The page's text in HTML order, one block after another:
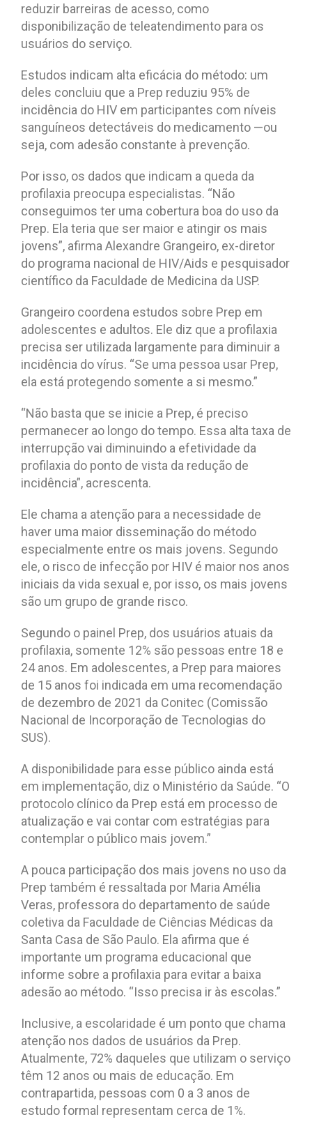
reduzir barreiras de acesso, como
disponibilização de teleatendimento para os
usuários do serviço.
Estudos indicam alta eficácia do método: um
deles concluiu que a Prep reduziu 95% de
incidência do HIV em participantes com níveis
sanguíneos detectáveis do medicamento —ou
seja, com adesão constante à prevenção.
Por isso, os dados que indicam a queda da
profilaxia preocupa especialistas. “Não
conseguimos ter uma cobertura boa do uso da
Prep. Ela teria que ser maior e atingir os mais
jovens”, afirma Alexandre Grangeiro, ex-diretor
do programa nacional de HIV/Aids e pesquisador
científico da Faculdade de Medicina da USP.
Grangeiro coordena estudos sobre Prep em
adolescentes e adultos. Ele diz que a profilaxia
precisa ser utilizada largamente para diminuir a
incidência do vírus. “Se uma pessoa usar Prep,
ela está protegendo somente a si mesmo.”
“Não basta que se inicie a Prep, é preciso
permanecer ao longo do tempo. Essa alta taxa de
interrupção vai diminuindo a efetividade da
profilaxia do ponto de vista da redução de
incidência”, acrescenta.
Ele chama a atenção para a necessidade de
haver uma maior disseminação do método
especialmente entre os mais jovens. Segundo
ele, o risco de infecção por HIV é maior nos anos
iniciais da vida sexual e, por isso, os mais jovens
são um grupo de grande risco.
Segundo o painel Prep, dos usuários atuais da
profilaxia, somente 12% são pessoas entre 18 e
24 anos. Em adolescentes, a Prep para maiores
de 15 anos foi indicada em uma recomendação
de dezembro de 2021 da Conitec (Comissão
Nacional de Incorporação de Tecnologias do
SUS).
A disponibilidade para esse público ainda está
em implementação, diz o Ministério da Saúde. “O
protocolo clínico da Prep está em processo de
atualização e vai contar com estratégias para
contemplar o público mais jovem.”
A pouca participação dos mais jovens no uso da
Prep também é ressaltada por Maria Amélia
Veras, professora do departamento de saúde
coletiva da Faculdade de Ciências Médicas da
Santa Casa de São Paulo. Ela afirma que é
importante um programa educacional que
informe sobre a profilaxia para evitar a baixa
adesão ao método. “Isso precisa ir às escolas.”
Inclusive, a escolaridade é um ponto que chama
atenção nos dados de usuários da Prep.
Atualmente, 72% daqueles que utilizam o serviço
têm 12 anos ou mais de educação. Em
contrapartida, pessoas com 0 a 3 anos de
estudo formal representam cerca de 1%.